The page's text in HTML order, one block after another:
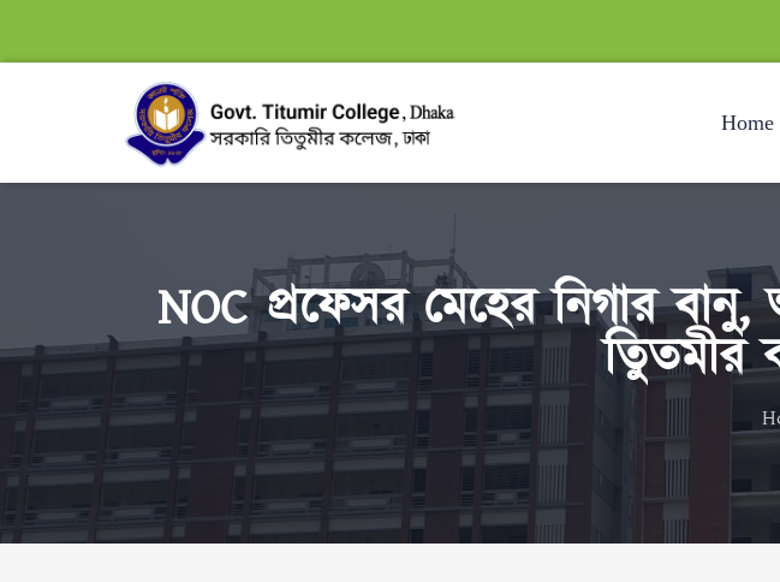
Home
NOC প্রফেসর মেহের নিগার বানু,
তিুতমীর